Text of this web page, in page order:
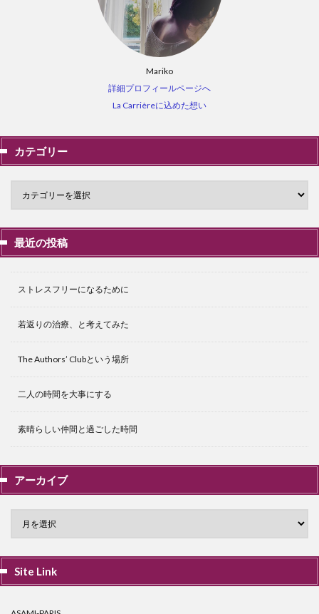
Mariko
詳細プロフィールページへ
La Carrièreに込めた想い
カテゴリー
最近の投稿
ストレスフリーになるために
若返りの治療、と考えてみた
The Authors’ Clubという場所
二人の時間を大事にする
素晴らしい仲間と過ごした時間
アーカイブ
Site Link